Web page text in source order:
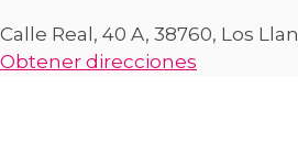
Calle Real, 40 A, 38760, Los
Obtener direcciones